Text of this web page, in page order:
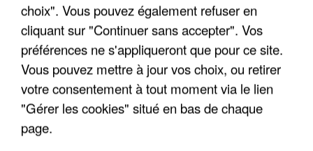
choix". Vous pouvez également refuser en
cliquant sur "Continuer sans accepter". Vos
préférences ne s'appliqueront que pour ce site.
Vous pouvez mettre à jour vos choix, ou retirer
votre consentement à tout moment via le lien
"Gérer les cookies" situé en bas de chaque
page.